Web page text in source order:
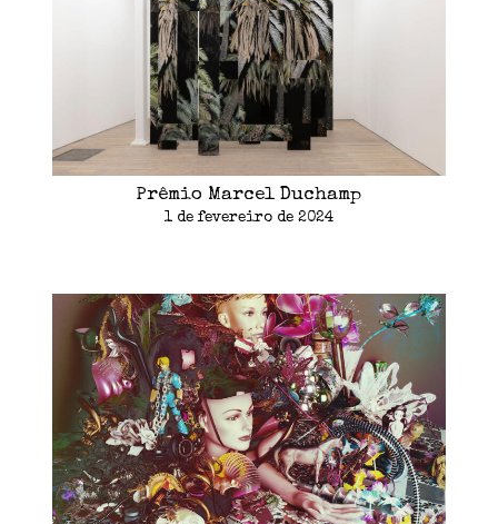
Prêmio Marcel Duchamp
1 de fevereiro de 2024